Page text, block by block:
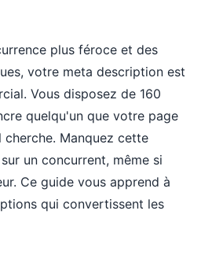
plus féroce et des
votre meta description est
Vous disposez de 160
quelqu'un que votre page
Manquez cette
un concurrent, même si
Ce guide vous apprend à
qui convertissent les